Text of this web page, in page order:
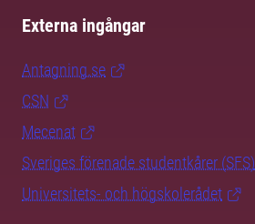
Externa ingångar
Antagning.se
CSN
Mecenat
Sveriges förenade studentkårer (SFS)
Universitets- och högskolerådet